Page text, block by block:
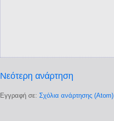
Νεότερη ανάρτηση
Εγγραφή σε: Σχόλια ανάρτησης (Atom)